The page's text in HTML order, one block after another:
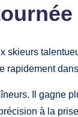
skieurs
rapidement
Il gagne
à la